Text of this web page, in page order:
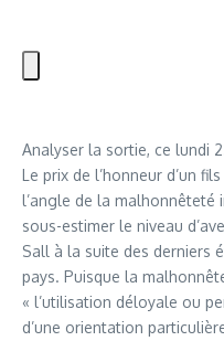
Analyser la sortie, ce lundi
Le prix de l’honneur d’un
l’angle de la malhonnêteté
sous-estimer le niveau
Sall à la suite des derniers
pays. Puisque la
« l’utilisation déloyale ou
d’une orientation